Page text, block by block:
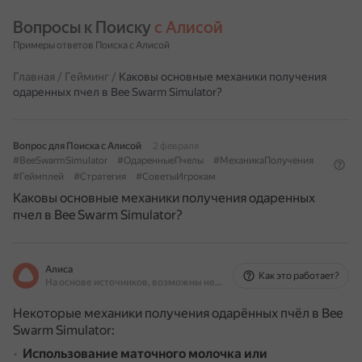
Вопросы к Поиску с Алисой
Примеры ответов Поиска с Алисой
Главная / Гейминг / Каковы основные механики получения
одаренных пчел в Bee Swarm Simulator?
Вопрос для Поиска с Алисой
2 февраля
#BeeSwarmSimulator
#ОдаренныеПчелы
#МеханикаПолучения
#Геймплей
#Стратегия #СоветыИгрокам
Каковы основные механики получения одаренных
пчел в Bee Swarm Simulator?
Алиса
На основе источников, возможны неточности
Как это работает?
Некоторые механики получения одарённых пчёл в Bee
Swarm Simulator:
Использование маточного молочка или